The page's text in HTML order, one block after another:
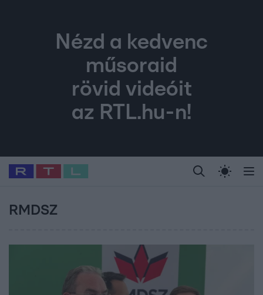
Nézd a kedvenc
műsoraid
rövid videóit
az RTL.hu-n!
Legfrissebb RTL Híradó Randi Celeb vagyok,
Babits Marcella Most Wanted Gallusz
RMDSZ